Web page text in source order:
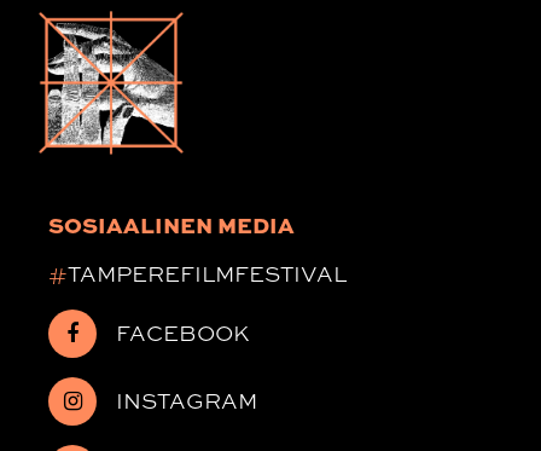
SOSIAALINEN MEDIA
#TAMPEREFILMFESTIVAL
FACEBOOK
INSTAGRAM